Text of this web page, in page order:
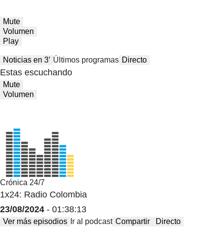
Mute
Volumen
Play
Noticias en 3′ Últimos programas Directo
Estas escuchando
Mute
Volumen
Crónica 24/7
1x24: Radio Colombia
23/08/2024 - 01:38:13
Ver más episodios Ir al podcast Compartir Directo